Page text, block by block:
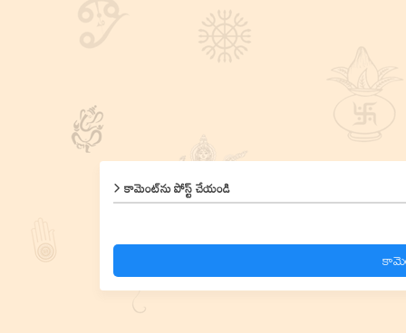
కామెంట్‌ను పోస్ట్ చేయండి